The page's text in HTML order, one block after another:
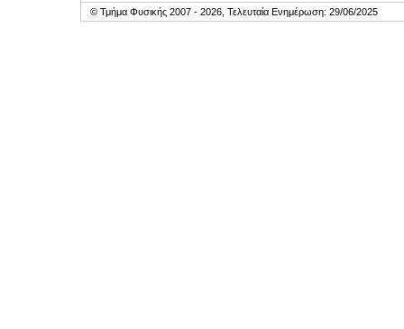
© Τμήμα Φυσικής 2007 - 2026, Τελευταία Ενημέρωση: 29/06/2025